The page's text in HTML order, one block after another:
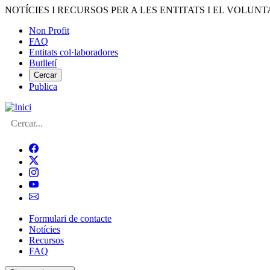
Vés
contingut
NOTÍCIES I RECURSOS PER A LES ENTITATS I EL
Menú
del
compte
d'usuari
Non Profit
FAQ
Entitats col·laboradores
Butlletí
Cercar
Publica
Cerca
Navegació
principal
de
Formulari de contacte
Notícies
Recursos
FAQ